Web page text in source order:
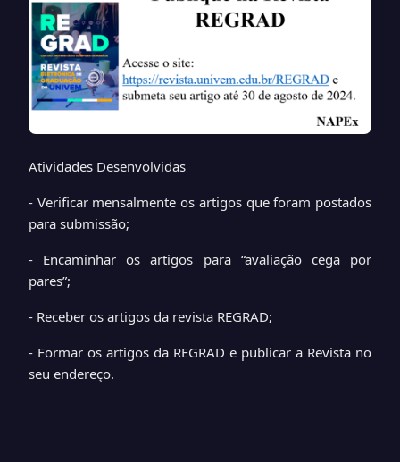
Atividades Desenvolvidas
- Verificar mensalmente os artigos que foram postados
para submissão;
- Encaminhar os artigos para “avaliação cega por
pares”;
- Receber os artigos da revista REGRAD;
- Formar os artigos da REGRAD e publicar a Revista no
seu endereço.